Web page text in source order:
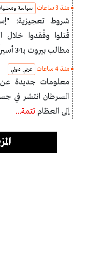
منذ 3 ساعات سياسة
شروط تعجيزية:
قُتلوا وفُقدوا خلال
مطالب بيروت بـ34 أسيراً
منذ 4 ساعات عربي دولي
معلومات جديدة
السرطان انتشر في
إلى العظام تتمة...